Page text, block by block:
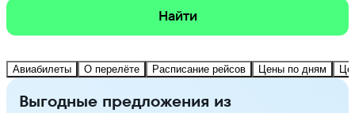
Найти
Авиабилеты О перелёте Расписание рейсов Цены по дням
Выгодные предложения из